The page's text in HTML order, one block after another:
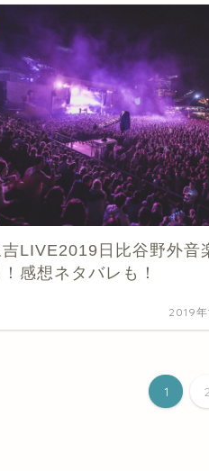
LIVE2019日比谷野外音
感想ネタバレも！
2019
1 2